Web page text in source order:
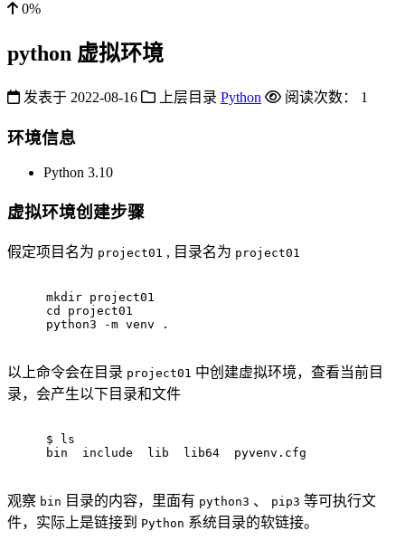
0%
python 虚拟环境
发表于 2022-08-16 上层目录 Python 阅读次数： 1
环境信息
Python 3.10
虚拟环境创建步骤
假定项目名为 project01 , 目录名为 project01
mkdir project01
cd project01
python3 -m venv .
以上命令会在目录 project01 中创建虚拟环境，查看当前目
录，会产生以下目录和文件
$ ls
bin  include  lib  lib64  pyvenv.cfg
观察 bin 目录的内容，里面有 python3 、 pip3 等可执行文
件，实际上是链接到 Python 系统目录的软链接。